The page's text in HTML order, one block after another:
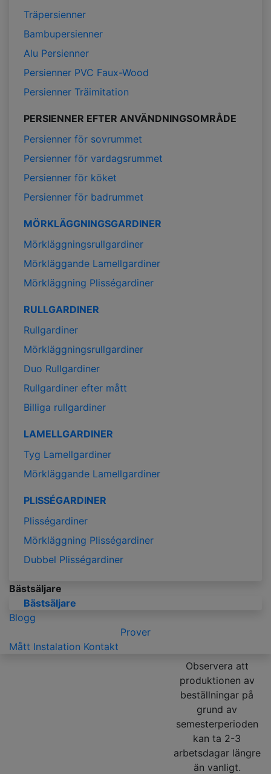
Träpersienner
Bambupersienner
Alu Persienner
Persienner PVC Faux-Wood
Persienner Träimitation
PERSIENNER EFTER ANVÄNDNINGSOMRÅDE
Persienner för sovrummet
Persienner för vardagsrummet
Persienner för köket
Persienner för badrummet
MÖRKLÄGGNINGSGARDINER
Mörkläggningsrullgardiner
Mörkläggande Lamellgardiner
Mörkläggning Plisségardiner
RULLGARDINER
Rullgardiner
Mörkläggningsrullgardiner
Duo Rullgardiner
Rullgardiner efter mått
Billiga rullgardiner
LAMELLGARDINER
Tyg Lamellgardiner
Mörkläggande Lamellgardiner
PLISSÉGARDINER
Plisségardiner
Mörkläggning Plisségardiner
Dubbel Plisségardiner
Bästsäljare
Bästsäljare
Blogg
Prover
Mått Instalation Kontakt
Observera att
produktionen av
beställningar på
grund av
semesterperioden
kan ta 2-3
arbetsdagar längre
än vanligt.